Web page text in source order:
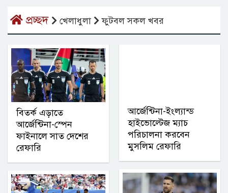
প্রচ্ছদ খেলাধুলা ফুটবল সকল খবর
বিতর্ক এড়াতে
আর্জেন্টিনা-স্পেন
ফাইনালে সাত দেশের
রেফারি
আর্জেন্টিনা-ইংল্যান্ড
হাইভোল্টেজ ম্যাচ
পরিচালনা করবেন
মুসলিম রেফারি